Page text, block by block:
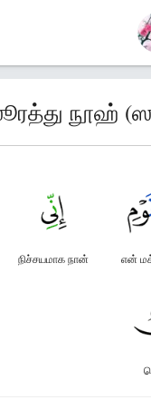
நூஹ்
என்
நிச்சயமாக நான்